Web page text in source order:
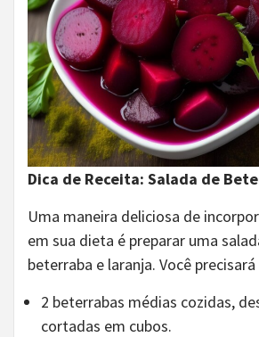
Dica de Receita: Salada de
Uma maneira deliciosa de
em sua dieta é preparar uma
beterraba e laranja. Você precisará
2 beterrabas médias cozidas,
cortadas em cubos.